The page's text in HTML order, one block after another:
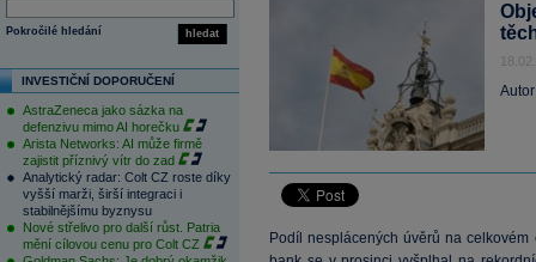
hledat
Pokročilé hledání
INVESTIČNÍ DOPORUČENÍ
AstraZeneca jako sázka na
defenzivu mimo AI horečku
Arista Networks: AI může firmě
zajistit příznivý vítr do zad
Analytický radar: Colt CZ roste díky
vyšší marži, širší integraci i
stabilnějšímu byznysu
Nové střelivo pro další růst. Patria
mění cílovou cenu pro Colt CZ
Podíl nesplácených úvěrů na